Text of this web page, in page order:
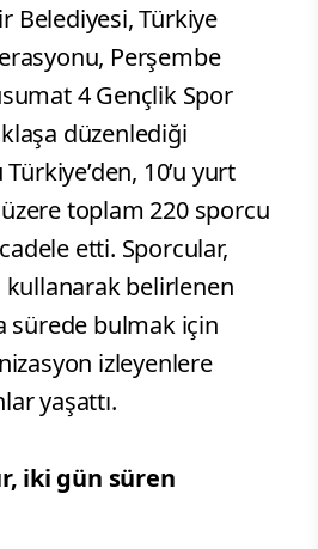
Belediyesi, Türkiye
Perşembe
4 Gençlik Spor
düzenlediği
Türkiye’den, 10’u yurt
toplam 220 sporcu
etti. Sporcular,
belirlenen
sürede bulmak için
izleyenlere
yaşattı.
iki gün süren